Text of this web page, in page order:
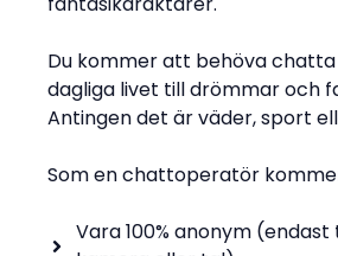
Du kommer att behöva
dagliga livet till drömmar och
Antingen det är väder, sport
Som en chattoperatör
Vara 100% anonym (endast